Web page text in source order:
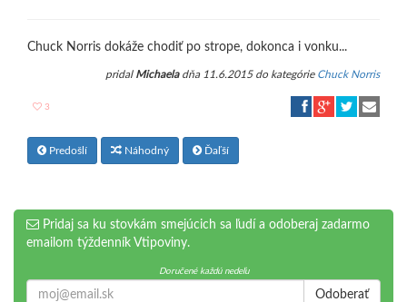
Chuck Norris dokáže chodiť po strope, dokonca i vonku...
pridal Michaeladňa 11.6.2015 do kategórie Chuck Norris
3
Predošlí Náhodný Ďaľší
Pridaj sa ku stovkám smejúcich sa ľudí a odoberaj zadarmo
emailom týždenník Vtipoviny.
Doručené každú nedeľu
Odoberať